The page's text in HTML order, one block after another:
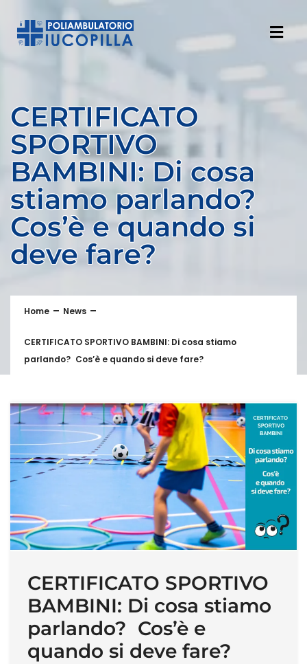
CERTIFICATO
SPORTIVO
BAMBINI: Di cosa
stiamo parlando?
Cos’è e quando si
deve fare?
Home News
CERTIFICATO SPORTIVO BAMBINI: Di cosa stiamo
parlando? Cos’è e quando si deve fare?
CERTIFICATO SPORTIVO
BAMBINI: Di cosa stiamo
parlando? Cos’è e
quando si deve fare?